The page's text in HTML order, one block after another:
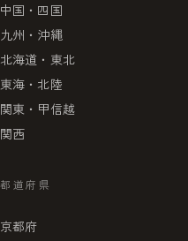
中国・四国
九州・沖縄
北海道・東北
東海・北陸
関東・甲信越
関西
都道府県
京都府